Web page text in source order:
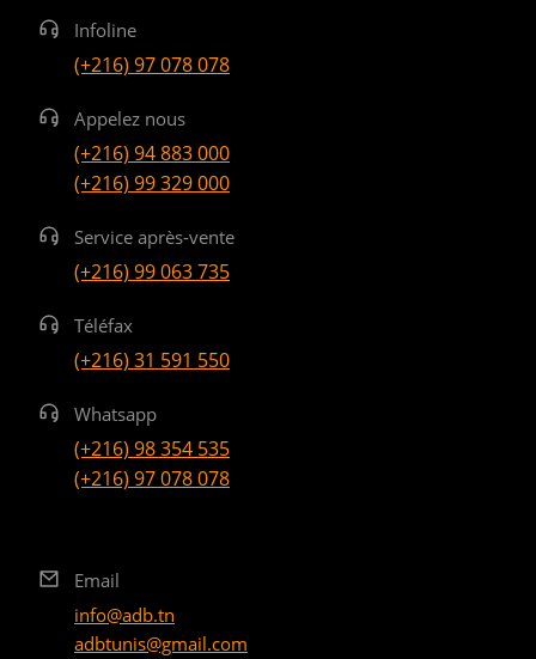
Infoline
(+216) 97 078 078
Appelez nous
(+216) 94 883 000
(+216) 99 329 000
Service après-vente
(+216) 99 063 735
Téléfax
(+216) 31 591 550
Whatsapp
(+216) 98 354 535
(+216) 97 078 078
Email
info@adb.tn
adbtunis@gmail.com